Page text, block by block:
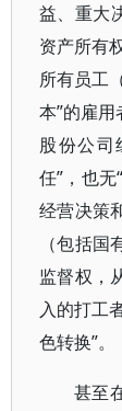
益、重大
资产所有
所有员工
本”的雇
股份公司
任”，也
经营决策
（包括
监督权，
入的打工
色转换”。
甚至